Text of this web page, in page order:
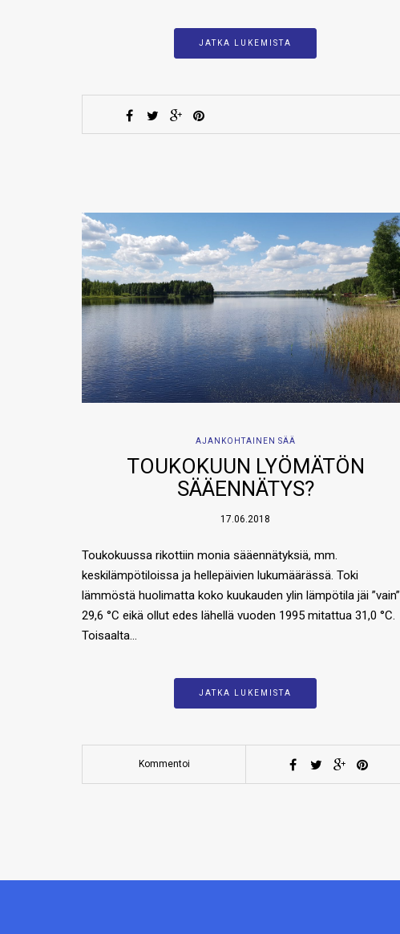
JATKA LUKEMISTA
AJANKOHTAINEN SÄÄ
TOUKOKUUN LYÖMÄTÖN
SÄÄENNÄTYS?
17.06.2018
Toukokuussa rikottiin monia sääennätyksiä, mm.
keskilämpötiloissa ja hellepäivien lukumäärässä. Toki
lämmöstä huolimatta koko kuukauden ylin lämpötila jäi ”vain”
29,6 °C eikä ollut edes lähellä vuoden 1995 mitattua 31,0 °C.
Toisaalta…
JATKA LUKEMISTA
Kommentoi